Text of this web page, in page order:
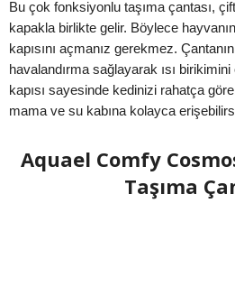
Bu çok fonksiyonlu taşıma çantası,
kapakla birlikte gelir. Böylece
kapısını açmanız gerekmez.
havalandırma sağlayarak ısı
kapısı sayesinde kedinizi rahatça
mama ve su kabına kolayca
Aquael Comfy
Taşıma